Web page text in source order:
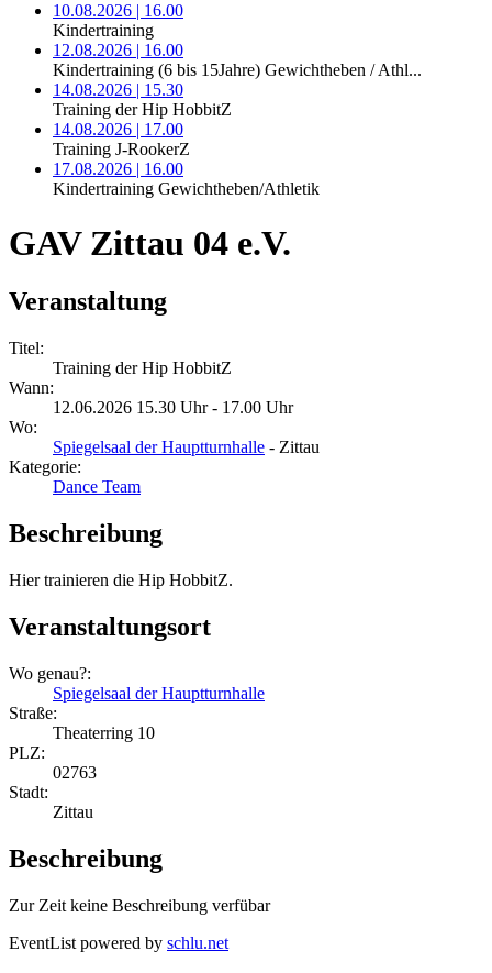
10.08.2026 | 16.00
Kindertraining
12.08.2026 | 16.00
Kindertraining (6 bis 15Jahre) Gewichtheben / Athl...
14.08.2026 | 15.30
Training der Hip HobbitZ
14.08.2026 | 17.00
Training J-RookerZ
17.08.2026 | 16.00
Kindertraining Gewichtheben/Athletik
GAV Zittau 04 e.V.
Veranstaltung
Titel:
Training der Hip HobbitZ
Wann:
12.06.2026 15.30 Uhr - 17.00 Uhr
Wo:
Spiegelsaal der Hauptturnhalle - Zittau
Kategorie:
Dance Team
Beschreibung
Hier trainieren die Hip HobbitZ.
Veranstaltungsort
Wo genau?:
Spiegelsaal der Hauptturnhalle
Straße:
Theaterring 10
PLZ:
02763
Stadt:
Zittau
Beschreibung
Zur Zeit keine Beschreibung verfübar
EventList powered by schlu.net